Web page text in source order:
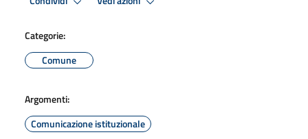
Categorie:
Comune
Argomenti:
Comunicazione istituzionale